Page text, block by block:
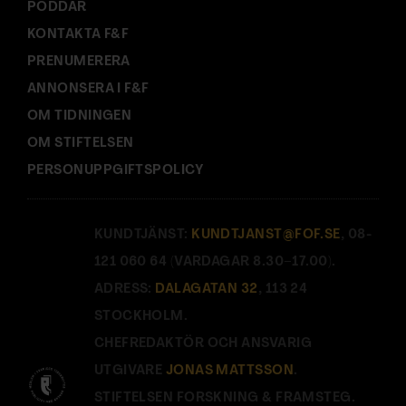
PODDAR
KONTAKTA F&F
PRENUMERERA
ANNONSERA I F&F
OM TIDNINGEN
OM STIFTELSEN
PERSONUPPGIFTSPOLICY
KUNDTJÄNST: KUNDTJANST@FOF.SE , 08-
121 060 64 (VARDAGAR 8.30–17.00).
ADRESS: DALAGATAN 32 , 113 24
STOCKHOLM.
CHEFREDAKTÖR OCH ANSVARIG
UTGIVARE JONAS MATTSSON.
STIFTELSEN FORSKNING & FRAMSTEG.